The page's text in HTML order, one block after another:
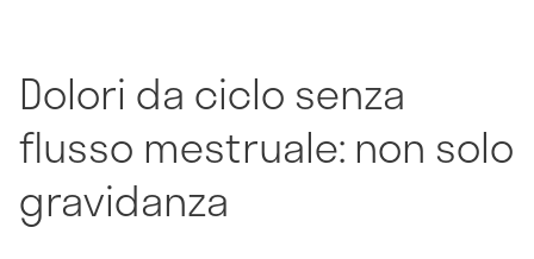
Dolori da ciclo senza
flusso mestruale: non solo
gravidanza